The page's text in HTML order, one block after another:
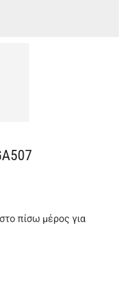
πίσω μέρος για